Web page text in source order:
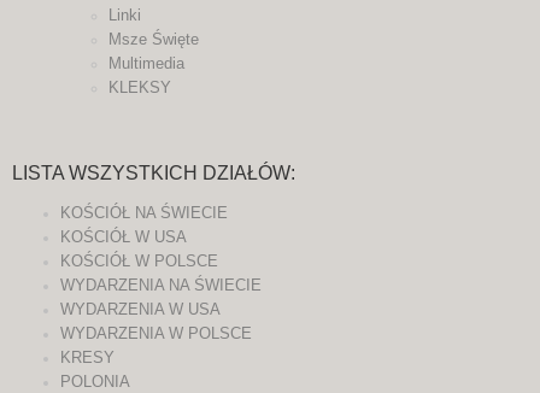
Linki
Msze Święte
Multimedia
KLEKSY
LISTA WSZYSTKICH DZIAŁÓW:
KOŚCIÓŁ NA ŚWIECIE
KOŚCIÓŁ W USA
KOŚCIÓŁ W POLSCE
WYDARZENIA NA ŚWIECIE
WYDARZENIA W USA
WYDARZENIA W POLSCE
KRESY
POLONIA